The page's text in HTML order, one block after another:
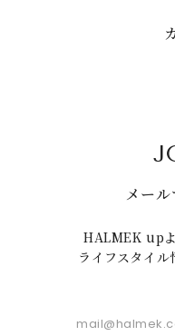
メー
HALMEK up
ライフスタイ